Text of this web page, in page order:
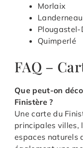
Morlaix
Landerneau
Plougastel-
Quimperlé
FAQ –
Que peut-on
Finistère ?
Une carte du
principales villes,
espaces naturels